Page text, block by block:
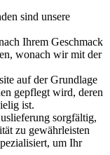
sind unsere
Ihrem Geschmack
wonach wir mit der
auf der Grundlage
gepflegt wird, deren
ist.
sorgfältig,
zu gewährleisten
um Ihr